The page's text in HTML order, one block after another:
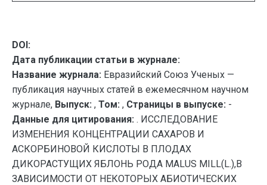
DOI:
Дата публикации статьи в журнале:
Название журнала: Евразийский Союз Ученых —
публикация научных статей в ежемесячном научном
журнале, Выпуск: , Том: , Страницы в выпуске: -
Данные для цитирования: . ИССЛЕДОВАНИЕ
ИЗМЕНЕНИЯ КОНЦЕНТРАЦИИ САХАРОВ И
АСКОРБИНОВОЙ КИСЛОТЫ В ПЛОДАХ
ДИКОРАСТУЩИХ ЯБЛОНЬ РОДА MALUS MILL(L.),В
ЗАВИСИМОСТИ ОТ НЕКОТОРЫХ АБИОТИЧЕСКИХ